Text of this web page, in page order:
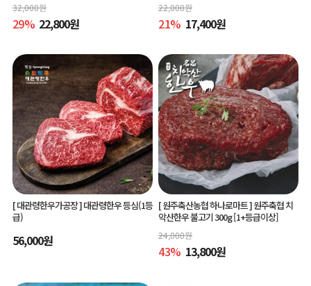
32,000원
29% 22,800원
22,000원
21% 17,400원
[ 대관령한우가공장 ]대관령한우 등심(1등
급)
56,000원
[ 원주축산농협 하나로마트 ]원주축협 치
악산한우 불고기 300g [1+등급이상]
24,000원
43% 13,800원